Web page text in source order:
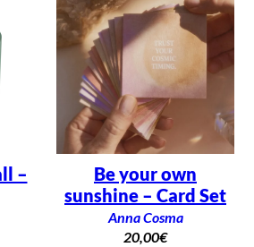
–
Be your own
sunshine – Card Set
Anna Cosma
20,00€